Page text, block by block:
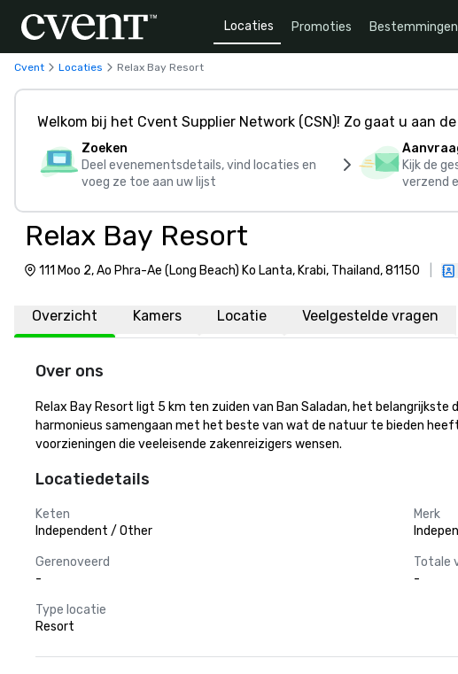
Locaties Promoties Bestemmingen
Cvent Locaties Relax Bay Resort
Welkom bij het Cvent Supplier Network (CSN)! Zo gaat u aan
Zoeken
Deel evenementsdetails, vind locaties en
voeg ze toe aan uw lijst
Kijk de
verzend
Relax Bay Resort
111 Moo 2, Ao Phra-Ae (Long Beach) Ko Lanta, Krabi, Thailand, 81150
Overzicht Kamers Locatie Veelgestelde vragen
Over ons
Relax Bay Resort ligt 5 km ten zuiden van Ban Saladan, het
harmonieus samengaan met het beste van wat de natuur te bieden
voorzieningen die veeleisende zakenreizigers wensen.
Locatiedetails
Keten
Independent / Other
Merk
Gerenoveerd
-
Totale
-
Type locatie
Resort